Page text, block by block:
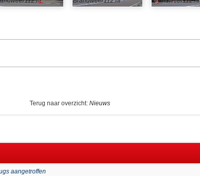
Terug naar overzicht: Nieuws
aangetroffen